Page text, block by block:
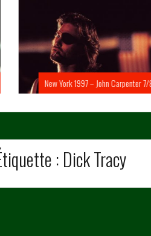
New York 1997 – John Carpenter 7/8
: Dick Tracy